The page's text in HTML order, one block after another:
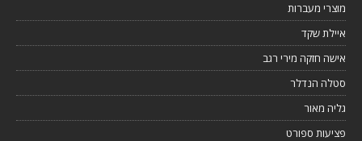
מוצרי מעברות
איילת שקד
אישה חזקה מירי רגב
סטלה הנדלר
גליה מאור
פציעות ספורט